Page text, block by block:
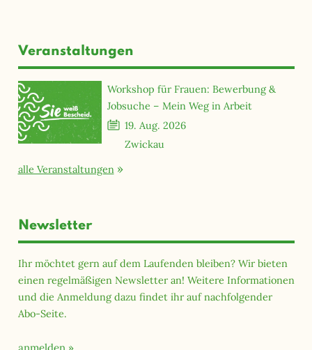
Veranstaltungen
Workshop für Frauen: Bewerbung &
Jobsuche – Mein Weg in Arbeit
19. Aug. 2026
Zwickau
alle Veranstaltungen
Newsletter
Ihr möchtet gern auf dem Laufenden bleiben? Wir bieten
einen regelmäßigen Newsletter an! Weitere Informationen
und die Anmeldung dazu findet ihr auf nachfolgender
Abo-Seite.